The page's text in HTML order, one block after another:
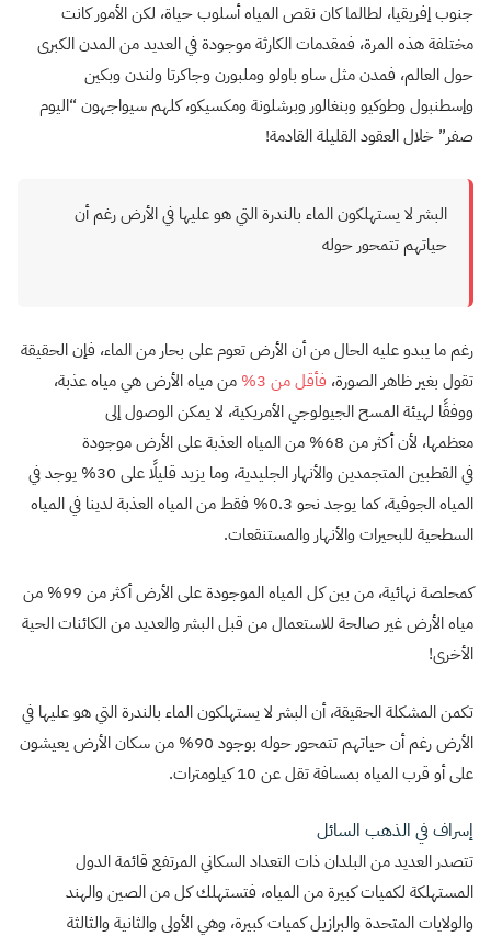
جنوب إفريقيا، لطالما كان نقص المياه أسلوب حياة، لكن الأمور كانت
مختلفة هذه المرة، فمقدمات الكارثة موجودة في العديد من المدن الكبرى
حول العالم، فمدن مثل ساو باولو وملبورن وجاكرتا ولندن وبكين
وإسطنبول وطوكيو وبنغالور وبرشلونة ومكسيكو، كلهم سيواجهون “اليوم
صفر” خلال العقود القليلة القادمة!
البشر لا يستهلكون الماء بالندرة التي هو عليها في الأرض رغم أن
حياتهم تتمحور حوله
رغم ما يبدو عليه الحال من أن الأرض تعوم على بحار من الماء، فإن الحقيقة
تقول بغير ظاهر الصورة، فأقل من 3%
من مياه الأرض هي مياه عذبة،
ووفقًا لهيئة المسح الجيولوجي الأمريكية، لا يمكن الوصول إلى
معظمها، لأن أكثر من 68% من المياه العذبة على الأرض موجودة
في القطبين المتجمدين والأنهار الجليدية، وما يزيد قليلًا على 30% يوجد في
المياه الجوفية، كما يوجد نحو 0.3% فقط من المياه العذبة لدينا في المياه
السطحية للبحيرات والأنهار والمستنقعات.
كمحلصة نهائية، من بين كل المياه الموجودة على الأرض أكثر من 99% من
مياه الأرض غير صالحة للاستعمال من قبل البشر والعديد من الكائنات الحية
الأخرى!
تكمن المشكلة الحقيقة، أن البشر لا يستهلكون الماء بالندرة التي هو عليها في
الأرض رغم أن حياتهم تتمحور حوله بوجود 90% من سكان الأرض يعيشون
على أو قرب المياه بمسافة تقل عن 10 كيلومترات.
إسراف في الذهب السائل
تتصدر العديد من البلدان ذات التعداد السكاني المرتفع قائمة الدول
المستهلكة لكميات كبيرة من المياه، فتستهلك كل من الصين والهند
والولايات المتحدة والبرازيل كميات كبيرة، وهي الأولى والثانية والثالثة